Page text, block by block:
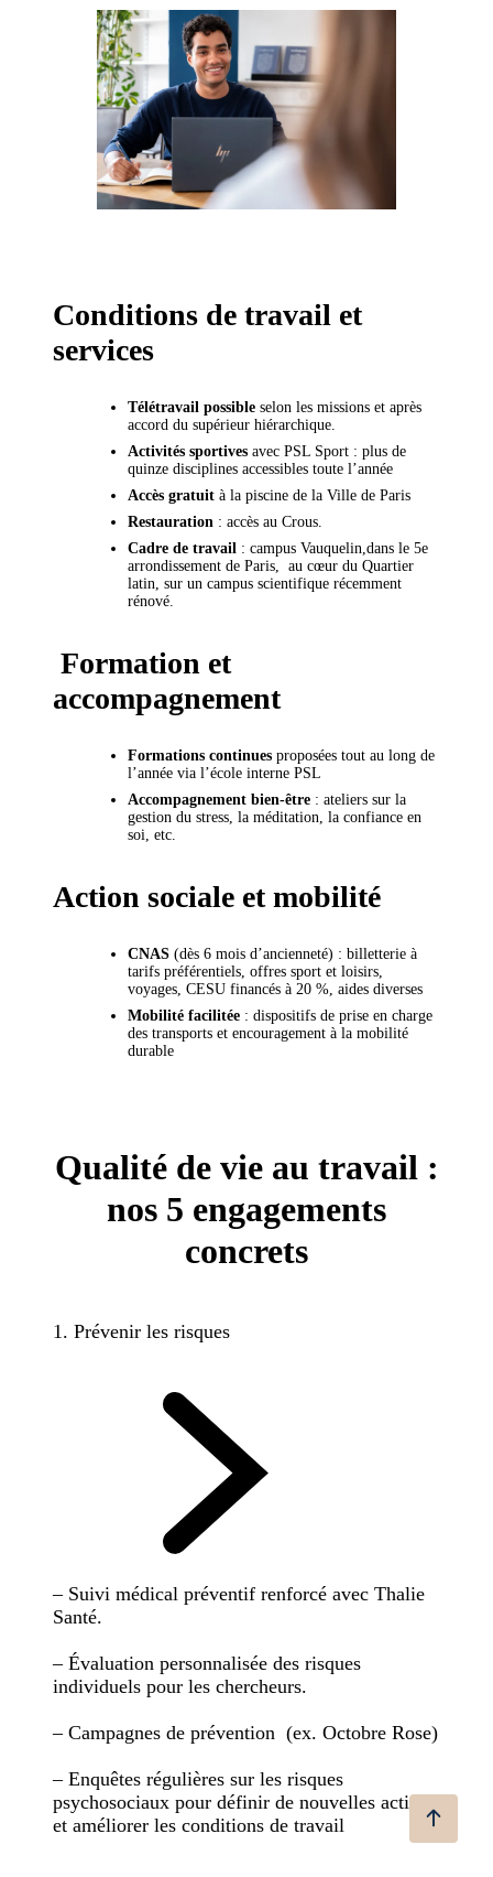
Conditions de travail et
services
Télétravail possible selon les missions et après
accord du supérieur hiérarchique.
Activités sportives avec PSL Sport : plus de
quinze disciplines accessibles toute l’année
Accès gratuit à la piscine de la Ville de Paris
Restauration : accès au Crous.
Cadre de travail : campus Vauquelin,dans le 5e
arrondissement de Paris, au cœur du Quartier
latin, sur un campus scientifique récemment
rénové.
Formation et
accompagnement
Formations continues proposées tout au long de
l’année via l’école interne PSL
Accompagnement bien-être : ateliers sur la
gestion du stress, la méditation, la confiance en
soi, etc.
Action sociale et mobilité
CNAS (dès 6 mois d’ancienneté) : billetterie à
tarifs préférentiels, offres sport et loisirs,
voyages, CESU financés à 20 %, aides diverses
Mobilité facilitée : dispositifs de prise en charge
des transports et encouragement à la mobilité
durable
Qualité de vie au travail :
nos 5 engagements
concrets
1. Prévenir les risques
– Suivi médical préventif renforcé avec Thalie
Santé.
– Évaluation personnalisée des risques
individuels pour les chercheurs.
– Campagnes de prévention (ex. Octobre Rose)
– Enquêtes régulières sur les risques
psychosociaux pour définir de nouvelles actions
et améliorer les conditions de travail